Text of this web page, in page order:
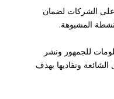
الشركات لضمان
المشبوهة.
للجمهور ونشر
الشائعة وتفاديها بهدف